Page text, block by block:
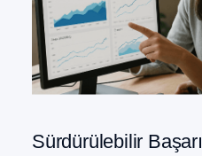
Sürdürülebilir Başarı